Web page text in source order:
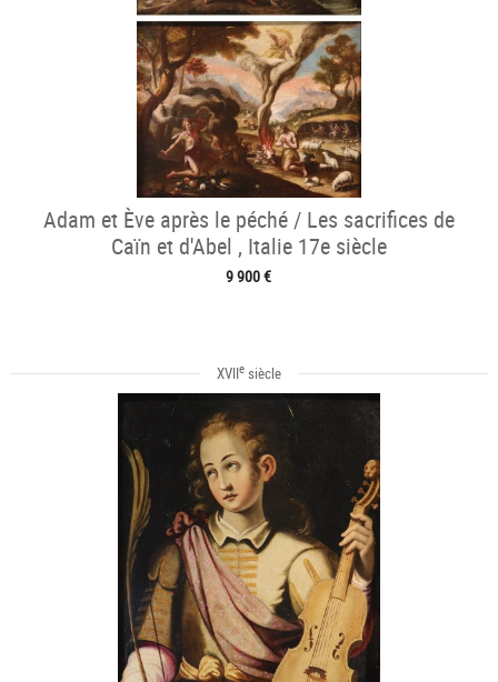
Adam et Ève après le péché / Les sacrifices de
Caïn et d'Abel , Italie 17e siècle
9 900 €
XVIIesiècle